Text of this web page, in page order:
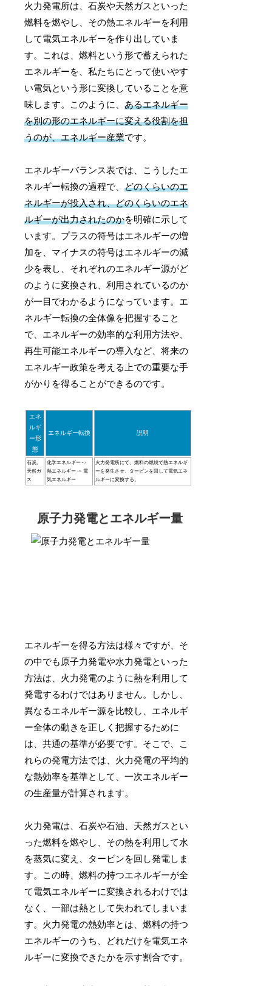
火力発電所は、石炭や天然ガスといった
燃料を燃やし、その熱エネルギーを利用
して電気エネルギーを作り出していま
す。これは、燃料という形で蓄えられた
エネルギーを、私たちにとって使いやす
い電気という形に変換していることを意
味します。このように、あるエネルギー
を別の形のエネルギーに変える役割を担
うのが、エネルギー産業です。
エネルギーバランス表では、こうしたエ
ネルギー転換の過程で、どのくらいのエ
ネルギーが投入され、どのくらいのエネ
ルギーが出力されたのかを明確に示して
います。プラスの符号はエネルギーの増
加を、マイナスの符号はエネルギーの減
少を表し、それぞれのエネルギー源がど
のように変換され、利用されているのか
が一目でわかるようになっています。エ
ネルギー転換の全体像を把握すること
で、エネルギーの効率的な利用方法や、
再生可能エネルギーの導入など、将来の
エネルギー政策を考える上での重要な手
がかりを得ることができるのです。
エネ
ルギ
ー形
態
エネルギー転換 説明
石炭,
天然ガ
ス
化学エネルギー ->
熱エネルギー -> 電
気エネルギー
火力発電所にて、燃料の燃焼で熱エネルギ
ーを発生させ、タービンを回して電気エネ
ルギーに変換する。
原子力発電とエネルギー量
エネルギーを得る方法は様々ですが、そ
の中でも原子力発電や水力発電といった
方法は、火力発電のように熱を利用して
発電するわけではありません。しかし、
異なるエネルギー源を比較し、エネルギ
ー全体の動きを正しく把握するために
は、共通の基準が必要です。そこで、こ
れらの発電方法では、火力発電の平均的
な熱効率を基準として、一次エネルギー
の生産量が計算されます。
火力発電は、石炭や石油、天然ガスとい
った燃料を燃やし、その熱を利用して水
を蒸気に変え、タービンを回し発電しま
す。この時、燃料の持つエネルギーが全
て電気エネルギーに変換されるわけでは
なく、一部は熱として失われてしまいま
す。火力発電の熱効率とは、燃料の持つ
エネルギーのうち、どれだけを電気エネ
ルギーに変換できたかを示す割合です。